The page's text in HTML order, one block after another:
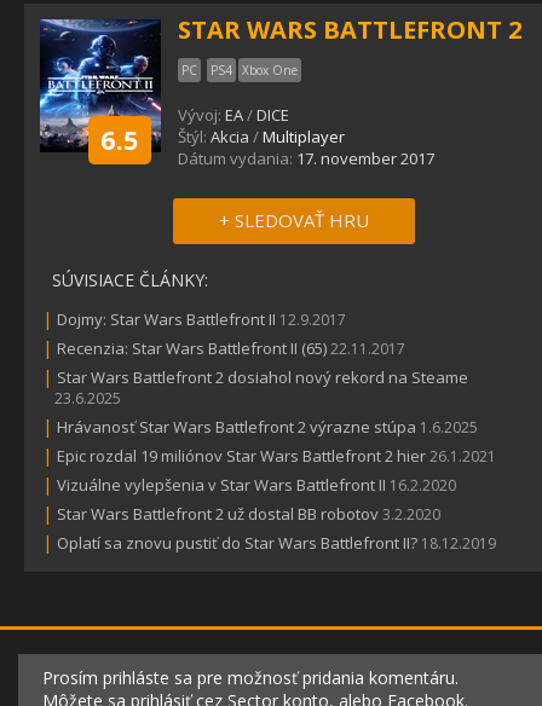
6.5
STAR WARS BATTLEFRONT 2
PC PS4 Xbox One
Vývoj: EA/DICE
Štýl: Akcia /Multiplayer
Dátum vydania: 17. november 2017
+ SLEDOVAŤ HRU
SÚVISIACE ČLÁNKY:
| Dojmy: Star Wars Battlefront II 12.9.2017
| Recenzia: Star Wars Battlefront II (65)22.11.2017
| Star Wars Battlefront 2 dosiahol nový rekord na Steame
23.6.2025
| Hrávanosť Star Wars Battlefront 2 výrazne stúpa 1.6.2025
| Epic rozdal 19 miliónov Star Wars Battlefront 2 hier26.1.2021
| Vizuálne vylepšenia v Star Wars Battlefront II 16.2.2020
| Star Wars Battlefront 2 už dostal BB robotov3.2.2020
| Oplatí sa znovu pustiť do Star Wars Battlefront II? 18.12.2019
Prosím prihláste sa pre možnosť pridania komentáru.
Môžete sa prihlásiť cez Sector konto, alebo Facebook.